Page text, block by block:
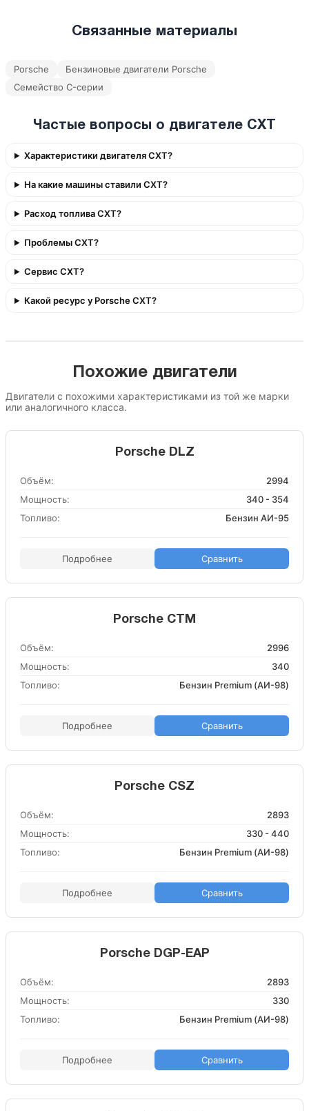
Связанные материалы
Porsche
Бензиновые двигатели Porsche
Семейство C-серии
Частые вопросы о двигателе CXT
Характеристики двигателя CXT?
На какие машины ставили CXT?
Расход топлива CXT?
Проблемы CXT?
Сервис CXT?
Какой ресурс у Porsche CXT?
Похожие двигатели
Двигатели с похожими характеристиками из той же марки
или аналогичного класса.
Porsche DLZ
Объём:
2994
Мощность:
340 - 354
Топливо:
Бензин АИ-95
Подробнее Сравнить
Porsche CTM
Объём:
2996
Мощность:
340
Топливо:
Бензин Premium (АИ-98)
Подробнее Сравнить
Porsche CSZ
Объём:
2893
Мощность:
330 - 440
Топливо:
Бензин Premium (АИ-98)
Подробнее Сравнить
Porsche DGP-EAP
Объём:
2893
Мощность:
330
Топливо:
Бензин Premium (АИ-98)
Подробнее Сравнить